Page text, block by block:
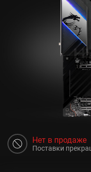
Нет в продаже
Поставки